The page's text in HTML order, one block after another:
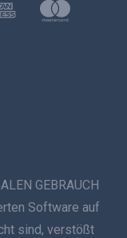
GEBRAUCH
Software auf
sind, verstößt